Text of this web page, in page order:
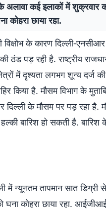
अलावा कई इलाकों में शुक्रवार
कोहरा छाया रहा.
विक्षोभ के कारण दिल्ली-
ठंड पड़ रही है. राष्ट्रीय
में दृश्यता लगभग शून्य दर्ज
किया है. मौसम विभाग के
दिल्ली के मौसम पर पड़ रहा है.
बारिश हो सकती है.
में न्यूनतम तापमान सात डिग्री
कोहरा छाया रहा. आईजीआई